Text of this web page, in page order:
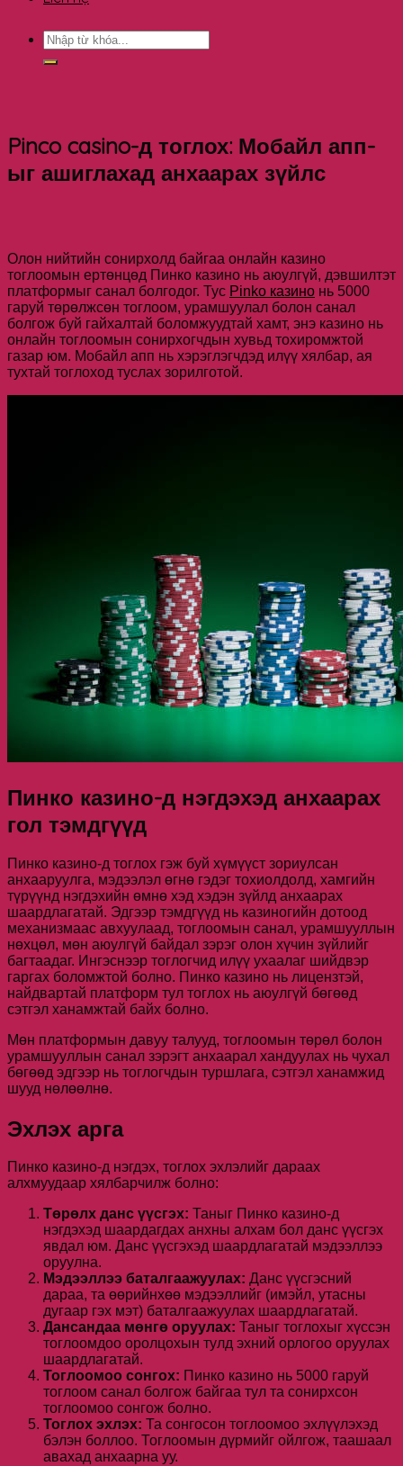
Pinco casino-д тоглох: Мобайл апп-
ыг ашиглахад анхаарах зүйлс
Олон нийтийн сонирхолд байгаа онлайн казино
тоглоомын ертөнцөд Пинко казино нь аюулгүй, дэвшилтэт
платформыг санал болгодог. Тус Pinko казино нь 5000
гаруй төрөлжсөн тоглоом, урамшуулал болон санал
болгож буй гайхалтай боломжуудтай хамт, энэ казино нь
онлайн тоглоомын сонирхогчдын хувьд тохиромжтой
газар юм. Мобайл апп нь хэрэглэгчдэд илүү хялбар, ая
тухтай тоглоход туслах зорилготой.
Пинко казино-д нэгдэхэд анхаарах
гол тэмдгүүд
Пинко казино-д тоглох гэж буй хүмүүст зориулсан
анхааруулга, мэдээлэл өгнө гэдэг тохиолдолд, хамгийн
түрүүнд нэгдэхийн өмнө хэд хэдэн зүйлд анхаарах
шаардлагатай. Эдгээр тэмдгүүд нь казиногийн дотоод
механизмаас авхуулаад, тоглоомын санал, урамшууллын
нөхцөл, мөн аюулгүй байдал зэрэг олон хүчин зүйлийг
багтаадаг. Ингэснээр тоглогчид илүү ухаалаг шийдвэр
гаргах боломжтой болно. Пинко казино нь лицензтэй,
найдвартай платформ тул тоглох нь аюулгүй бөгөөд
сэтгэл ханамжтай байх болно.
Мөн платформын давуу талууд, тоглоомын төрөл болон
урамшууллын санал зэрэгт анхаарал хандуулах нь чухал
бөгөөд эдгээр нь тоглогчдын туршлага, сэтгэл ханамжид
шууд нөлөөлнө.
Эхлэх арга
Пинко казино-д нэгдэх, тоглох эхлэлийг дараах
алхмуудаар хялбарчилж болно:
Төрөлх данс үүсгэх: Таныг Пинко казино-д
нэгдэхэд шаардагдах анхны алхам бол данс үүсгэх
явдал юм. Данс үүсгэхэд шаардлагатай мэдээллээ
оруулна.
Мэдээллээ баталгаажуулах: Данс үүсгэсний
дараа, та өөрийнхөө мэдээллийг (имэйл, утасны
дугаар гэх мэт) баталгаажуулах шаардлагатай.
Дансандаа мөнгө оруулах: Таныг тоглохыг хүссэн
тоглоомдоо оролцохын тулд эхний орлогоо оруулах
шаардлагатай.
Тоглоомоо сонгох: Пинко казино нь 5000 гаруй
тоглоом санал болгож байгаа тул та сонирхсон
тоглоомоо сонгож болно.
Тоглох эхлэх: Та сонгосон тоглоомоо эхлүүлэхэд
бэлэн боллоо. Тоглоомын дүрмийг ойлгож, таашаал
авахад анхаарна уу.